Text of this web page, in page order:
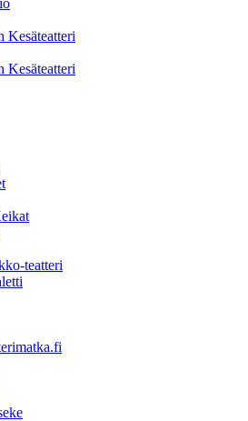
Kesäteatteri
Kesäteatteri
teatteri